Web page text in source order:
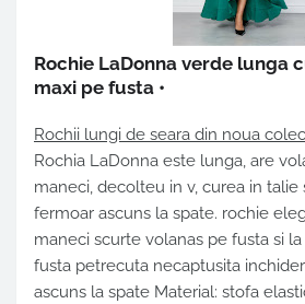
Rochie LaDonna verde lunga
maxi pe fusta •
Rochii lungi de seara din noua
Rochia LaDonna este lunga, are
maneci, decolteu in v, curea in talie
fermoar ascuns la spate. rochie
maneci scurte volanas pe fusta si
fusta petrecuta necaptusita
ascuns la spate Material: stofa